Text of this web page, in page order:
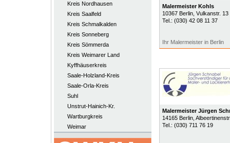
Kreis Nordhausen
Kreis Saalfeld
Kreis Schmalkalden
Kreis Sonneberg
Kreis Sömmerda
Kreis Weimarer Land
Kyffhäuserkreis
Saale-Holzland-Kreis
Saale-Orla-Kreis
Suhl
Unstrut-Hainich-Kr.
Wartburgkreis
Weimar
Malermeister Kohls
10367 Berlin, Vulkanstr. 13
Tel.: (030) 42 08 11 37
Ihr Malermeister in Berlin
Malermeister Jürgen
14165 Berlin,
Tel.: (030) 711 76 19